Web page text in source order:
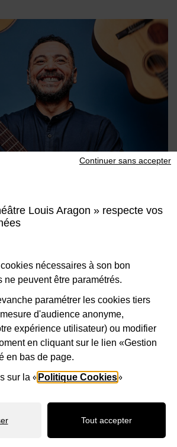
Louis Aragon » respecte vos
nécessaires à son bon
ne peuvent être paramétrés.
paramétrer les cookies tiers
d'audience anonyme,
expérience utilisateur) ou modifier
en cliquant sur le lien «Gestion
en bas de page.
sur la « Politique Cookies»
Continuer sans accepter
Tout accepter
PARTI -
voix de l’exil